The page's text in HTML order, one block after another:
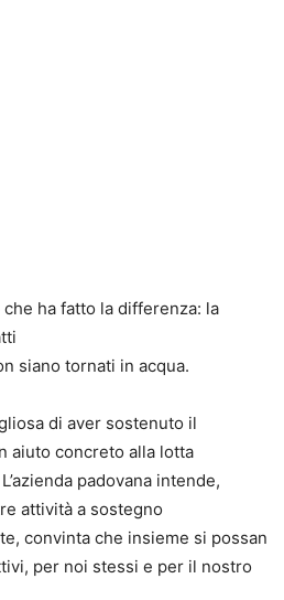
ha fatto la differenza: la
siano tornati in acqua.
di aver sostenuto il
aiuto concreto alla lotta
padovana intende,
attività a sostegno
convinta che insieme si possan
per noi stessi e per il nostro